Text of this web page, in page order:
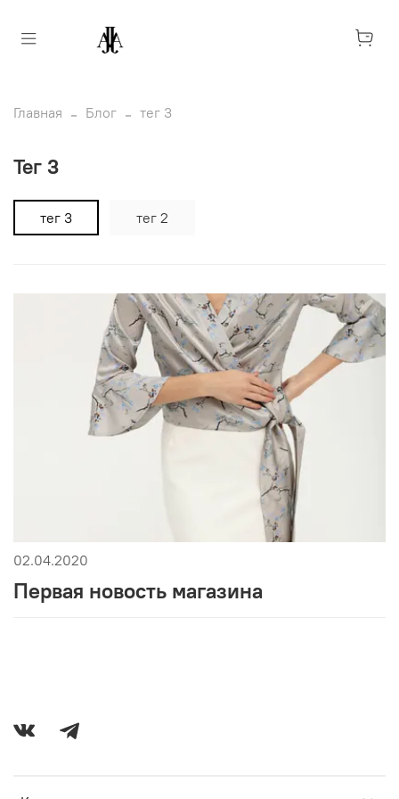
Главная Блог тег 3
тег 3
тег 3 тег 2
02.04.2020
Первая новость магазина